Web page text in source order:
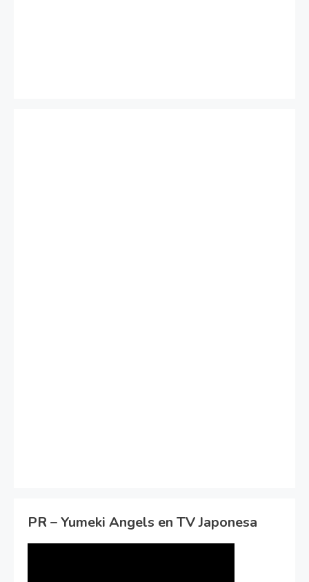
PR – Yumeki Angels en TV Japonesa